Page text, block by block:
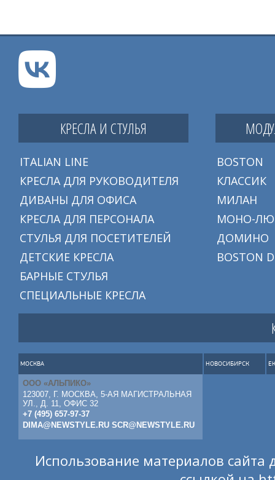
КРЕСЛА И СТУЛЬЯ
ITALIAN LINE
КРЕСЛА ДЛЯ РУКОВОДИТЕЛЯ
ДИВАНЫ ДЛЯ ОФИСА
КРЕСЛА ДЛЯ ПЕРСОНАЛА
СТУЛЬЯ ДЛЯ ПОСЕТИТЕЛЕЙ
ДЕТСКИЕ КРЕСЛА
БАРНЫЕ СТУЛЬЯ
СПЕЦИАЛЬНЫЕ КРЕСЛА
BOSTON
КЛАССИК
МИЛАН
МОНО-
ДОМИНО
BOSTON
МОСКВА
ООО «АЛЬПИКО»
123007, Г. МОСКВА, 5-АЯ МАГИСТРАЛЬНАЯ
УЛ., Д. 11, ОФИС 32
+7 (495) 657-97-37
DIMA@NEWSTYLE.RU SCR@NEWSTYLE.RU
НОВОСИБИРСК
Использование материалов сайта